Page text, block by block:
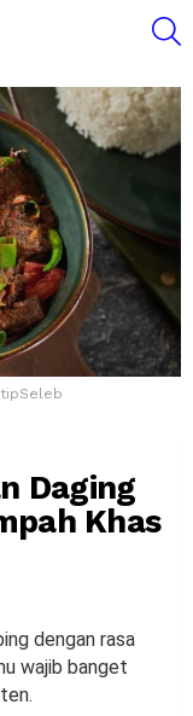
Daging
Khas
dengan rasa
wajib banget